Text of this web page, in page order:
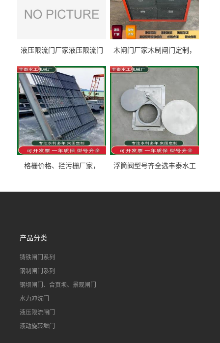
液压限流门厂家液压限流门
泰制造
木闸门厂家木制闸门定制，
型号齐全
格栅价格、拦污栅厂家，
浮筒阀型号齐全选丰泰水工
道水库电站污水处理钢制闸
产品分类
铸铁闸门系列
钢制闸门系列
钢坝闸门、合页坝、景观闸门
水力冲洗门
液压限流闸门
液动旋转堰门